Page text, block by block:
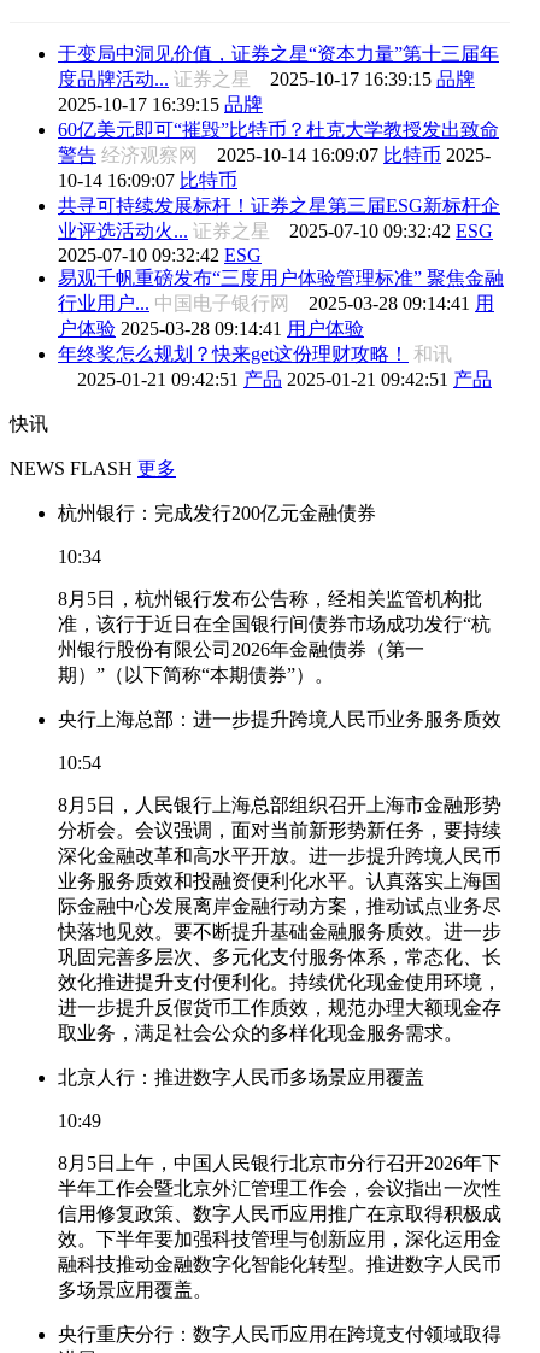
于变局中洞见价值，证券之星“资本力量”第十三届年
度品牌活动... 证券之星 2025-10-17 16:39:15 品牌
2025-10-17 16:39:15 品牌
60亿美元即可“摧毁”比特币？杜克大学教授发出致命
警告 经济观察网 2025-10-14 16:09:07 比特币 2025-
10-14 16:09:07 比特币
共寻可持续发展标杆！证券之星第三届ESG新标杆企
业评选活动火... 证券之星 2025-07-10 09:32:42 ESG
2025-07-10 09:32:42 ESG
易观千帆重磅发布“三度用户体验管理标准” 聚焦金融
行业用户... 中国电子银行网 2025-03-28 09:14:41 用
户体验 2025-03-28 09:14:41 用户体验
年终奖怎么规划？快来get这份理财攻略！
和讯
2025-01-21 09:42:51 产品 2025-01-21 09:42:51 产品
快讯
NEWS FLASH 更多
杭州银行：完成发行200亿元金融债券
10:34
8月5日，杭州银行发布公告称，经相关监管机构批
准，该行于近日在全国银行间债券市场成功发行“杭
州银行股份有限公司2026年金融债券（第一
期）”（以下简称“本期债券”）。
央行上海总部：进一步提升跨境人民币业务服务质效
10:54
8月5日，人民银行上海总部组织召开上海市金融形势
分析会。会议强调，面对当前新形势新任务，要持续
深化金融改革和高水平开放。进一步提升跨境人民币
业务服务质效和投融资便利化水平。认真落实上海国
际金融中心发展离岸金融行动方案，推动试点业务尽
快落地见效。要不断提升基础金融服务质效。进一步
巩固完善多层次、多元化支付服务体系，常态化、长
效化推进提升支付便利化。持续优化现金使用环境，
进一步提升反假货币工作质效，规范办理大额现金存
取业务，满足社会公众的多样化现金服务需求。
北京人行：推进数字人民币多场景应用覆盖
10:49
8月5日上午，中国人民银行北京市分行召开2026年下
半年工作会暨北京外汇管理工作会，会议指出一次性
信用修复政策、数字人民币应用推广在京取得积极成
效。下半年要加强科技管理与创新应用，深化运用金
融科技推动金融数字化智能化转型。推进数字人民币
多场景应用覆盖。
央行重庆分行：数字人民币应用在跨境支付领域取得